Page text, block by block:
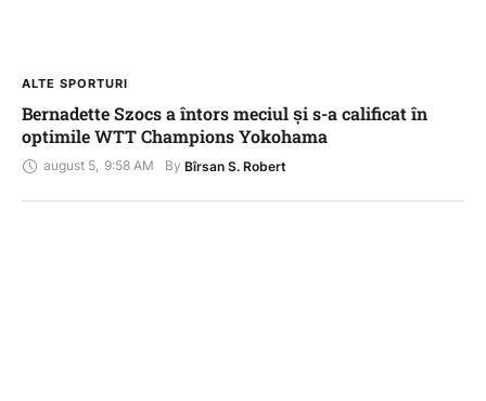
ALTE SPORTURI
Bernadette Szocs a întors meciul și s-a calificat în
optimile WTT Champions Yokohama
august 5, 9:58 AM By Bîrsan S. Robert